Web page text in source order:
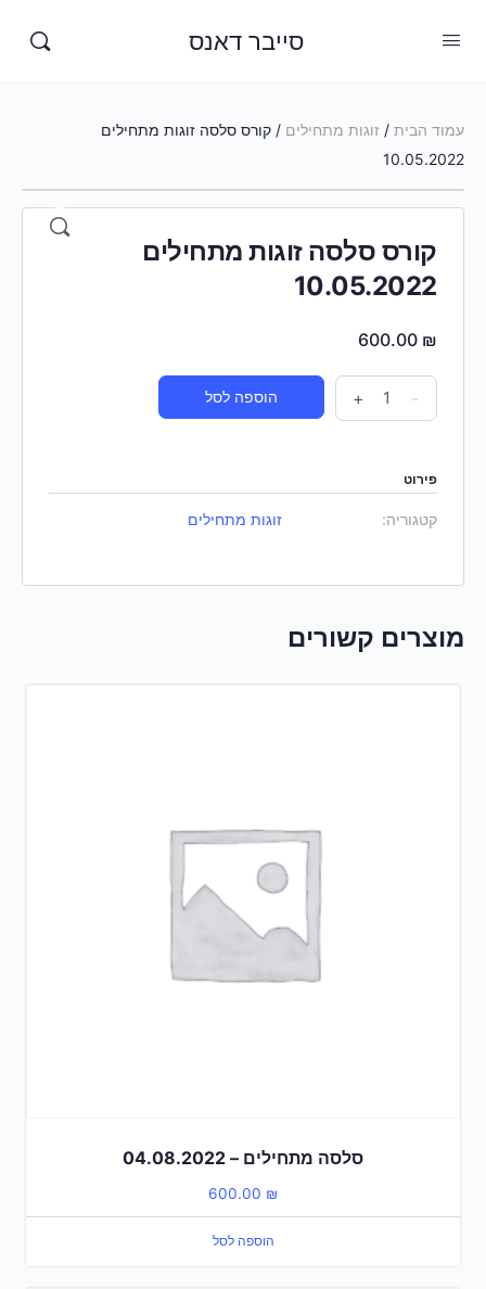
סייבר דאנס
עמוד הבית / זוגות מתחילים / קורס סלסה זוגות מתחילים
10.05.2022
קורס סלסה זוגות מתחילים
10.05.2022
600.00 ₪
-
+ הוספה לסל
פירוט
קטגוריה: זוגות מתחילים
מוצרים קשורים
סלסה מתחילים – 04.08.2022
600.00 ₪
הוספה לסל